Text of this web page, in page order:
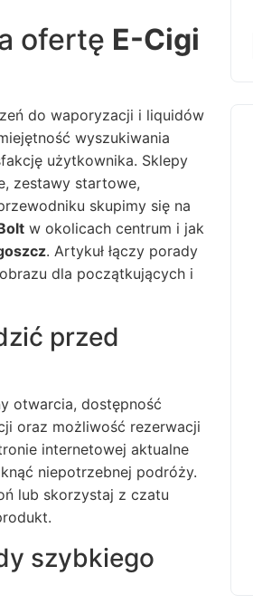
ofertę E-Cigi
do waporyzacji i liquidów
wyszukiwania
użytkownika. Sklepy
zestawy startowe,
skupimy się na
w okolicach centrum i jak
. Artykuł łączy porady
dla początkujących i
przed
otwarcia, dostępność
oraz możliwość rezerwacji
internetowej aktualne
niepotrzebnej podróży.
lub skorzystaj z czatu
szybkiego